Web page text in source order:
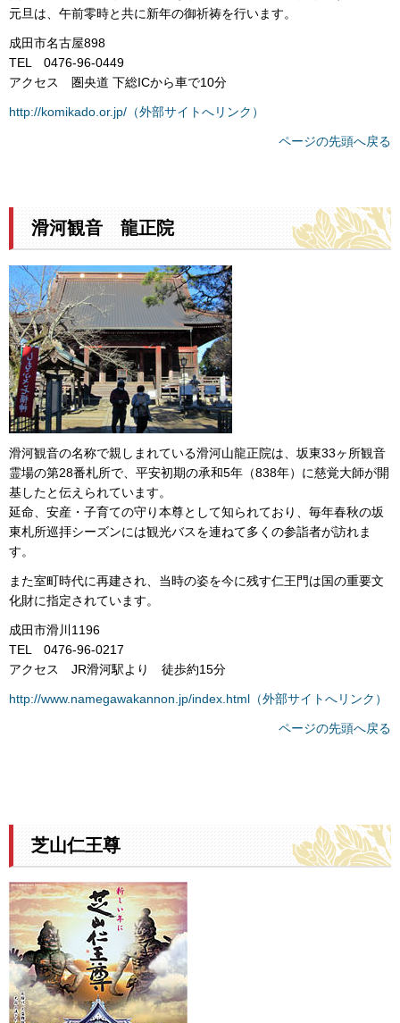
元旦は、午前零時と共に新年の御祈祷を行います。
成田市名古屋898
TEL 0476-96-0449
アクセス 圏央道 下総ICから車で10分
http://komikado.or.jp/（外部サイトへリンク）
ページの先頭へ戻る
滑河観音 龍正院
滑河観音の名称で親しまれている滑河山龍正院は、坂東33ヶ所観音
霊場の第28番札所で、平安初期の承和5年（838年）に慈覚大師が開
基したと伝えられています。
延命、安産・子育ての守り本尊として知られており、毎年春秋の坂
東札所巡拝シーズンには観光バスを連ねて多くの参詣者が訪れま
す。
また室町時代に再建され、当時の姿を今に残す仁王門は国の重要文
化財に指定されています。
成田市滑川1196
TEL 0476-96-0217
アクセス JR滑河駅より 徒歩約15分
http://www.namegawakannon.jp/index.html（外部サイトへリンク）
ページの先頭へ戻る
芝山仁王尊